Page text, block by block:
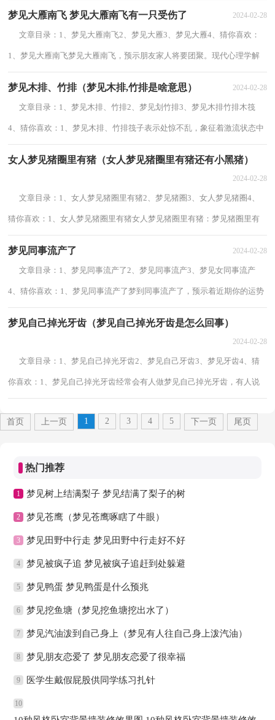
梦见大雁南飞 梦见大雁南飞有一只受伤了 2024-02-28
文章目录：1、梦见大雁南飞2、梦见大雁3、梦见大雁4、猜你喜欢：
1、梦见大雁南飞梦见大雁南飞，预示朋友家人将要团聚。现代心理学解
梦见木排、竹排（梦见木排,竹排是啥意思） 2024-02-28
文章目录：1、梦见木排、竹排2、梦见划竹排3、梦见木排竹排木筏
4、猜你喜欢：1、梦见木排、竹排筏子表示处惊不乱，象征着激流状态中
女人梦见猪圈里有猪（女人梦见猪圈里有猪还有小黑猪）
2024-02-28
文章目录：1、女人梦见猪圈里有猪2、梦见猪圈3、女人梦见猪圈4、
猜你喜欢：1、女人梦见猪圈里有猪女人梦见猪圈里有猪：梦见猪圈里有
梦见同事流产了 2024-02-28
文章目录：1、梦见同事流产了2、梦见同事流产3、梦见女同事流产
4、猜你喜欢：1、梦见同事流产了梦到同事流产了，预示着近期你的运势
梦见自己掉光牙齿（梦见自己掉光牙齿是怎么回事）
2024-02-28
文章目录：1、梦见自己掉光牙齿2、梦见自己牙齿3、梦见牙齿4、猜
你喜欢：1、梦见自己掉光牙齿经常会有人做梦见自己掉光牙齿，有人说
首页 上一页 1 2 3 4 5 下一页 尾页
热门推荐
1 梦见树上结满梨子 梦见结满了梨子的树
2 梦见苍鹰（梦见苍鹰啄瞎了牛眼）
3 梦见田野中行走 梦见田野中行走好不好
4 梦见被疯子追 梦见被疯子追赶到处躲避
5 梦见鸭蛋 梦见鸭蛋是什么预兆
6 梦见挖鱼塘（梦见挖鱼塘挖出水了）
7 梦见汽油泼到自己身上（梦见有人往自己身上泼汽油）
8 梦见朋友恋爱了 梦见朋友恋爱了很幸福
9 医学生戴假屁股供同学练习扎针
10